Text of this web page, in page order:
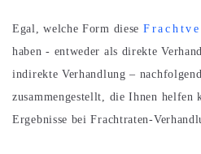
Egal, welche Form diese
haben - entweder als direkte
indirekte Verhandlung –
zusammengestellt, die Ihnen helfen
Ergebnisse bei Frachtraten-